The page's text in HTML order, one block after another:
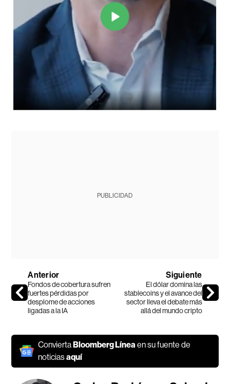
PUBLICIDAD
Anterior
Fondos de cobertura sufren
fuertes pérdidas por
desplome de acciones
ligadas a la IA
Siguiente
El dólar domina las
stablecoins y el avance del
sector lleva el debate más
allá del mundo cripto
ConviertaBloomberg Línea en su fuente de
noticiasaquí